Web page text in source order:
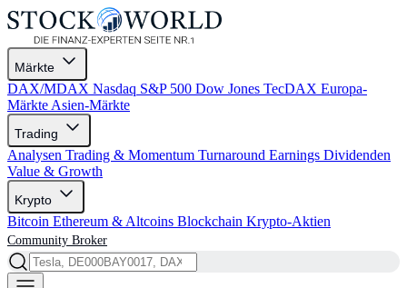
Märkte
DAX/MDAX Nasdaq S&P 500 Dow Jones TecDAX Europa-
Märkte Asien-Märkte
Trading
Analysen Trading & Momentum Turnaround Earnings Dividenden
Value & Growth
Krypto
Bitcoin Ethereum & Altcoins Blockchain Krypto-Aktien
Community Broker